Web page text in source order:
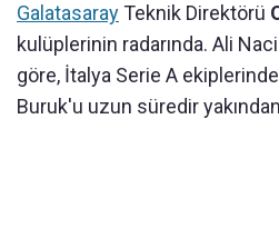
GalatasarayTeknik Direktörü
kulüplerinin radarında. Ali
göre, İtalya Serie A
Buruk'u uzun süredir